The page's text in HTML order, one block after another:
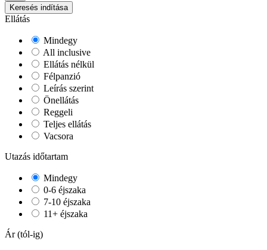
Keresés indítása
Ellátás
Mindegy
All inclusive
Ellátás nélkül
Félpanzió
Leírás szerint
Önellátás
Reggeli
Teljes ellátás
Vacsora
Utazás időtartam
Mindegy
0-6 éjszaka
7-10 éjszaka
11+ éjszaka
Ár (tól-ig)